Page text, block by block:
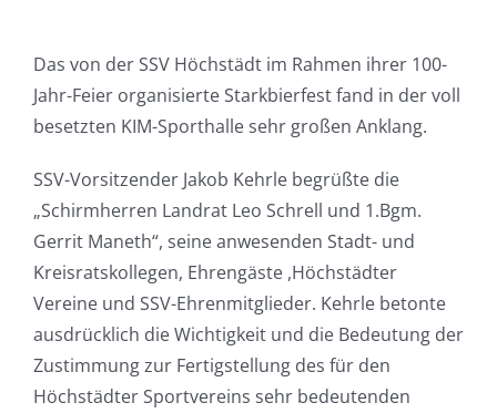
Das von der SSV Höchstädt im Rahmen ihrer 100-
Jahr-Feier organisierte Starkbierfest fand in der voll
besetzten KIM-Sporthalle sehr großen Anklang.
SSV-Vorsitzender Jakob Kehrle begrüßte die
„Schirmherren Landrat Leo Schrell und 1.Bgm.
Gerrit Maneth“, seine anwesenden Stadt- und
Kreisratskollegen, Ehrengäste ,Höchstädter
Vereine und SSV-Ehrenmitglieder. Kehrle betonte
ausdrücklich die Wichtigkeit und die Bedeutung der
Zustimmung zur Fertigstellung des für den
Höchstädter Sportvereins sehr bedeutenden